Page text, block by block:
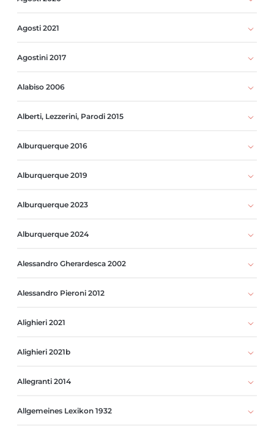
Agosti 2021
Agostini 2017
Alabiso 2006
Alberti, Lezzerini, Parodi 2015
Alburquerque 2016
Alburquerque 2019
Alburquerque 2023
Alburquerque 2024
Alessandro Gherardesca 2002
Alessandro Pieroni 2012
Alighieri 2021
Alighieri 2021b
Allegranti 2014
Allgemeines Lexikon 1932